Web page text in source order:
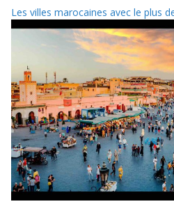
Les villes marocaines avec le plus